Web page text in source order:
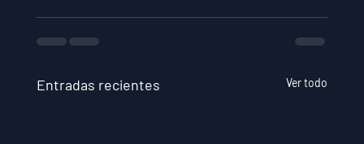
Entradas recientes Ver todo